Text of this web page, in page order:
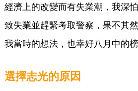
經濟上的改變而有失業潮，我深
致失業並趕緊考取警察，果不其
我當時的想法，也幸好八月中的
選擇志光的原因